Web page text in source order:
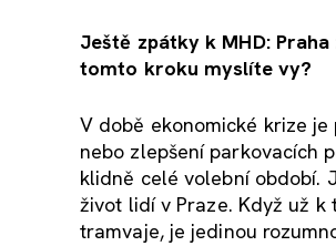
Ještě zpátky k MHD:
tomto kroku myslíte vy?
V době ekonomické krize
nebo zlepšení parkovacích
klidně celé volební období.
život lidí v Praze. Když už k
tramvaje, je jedinou